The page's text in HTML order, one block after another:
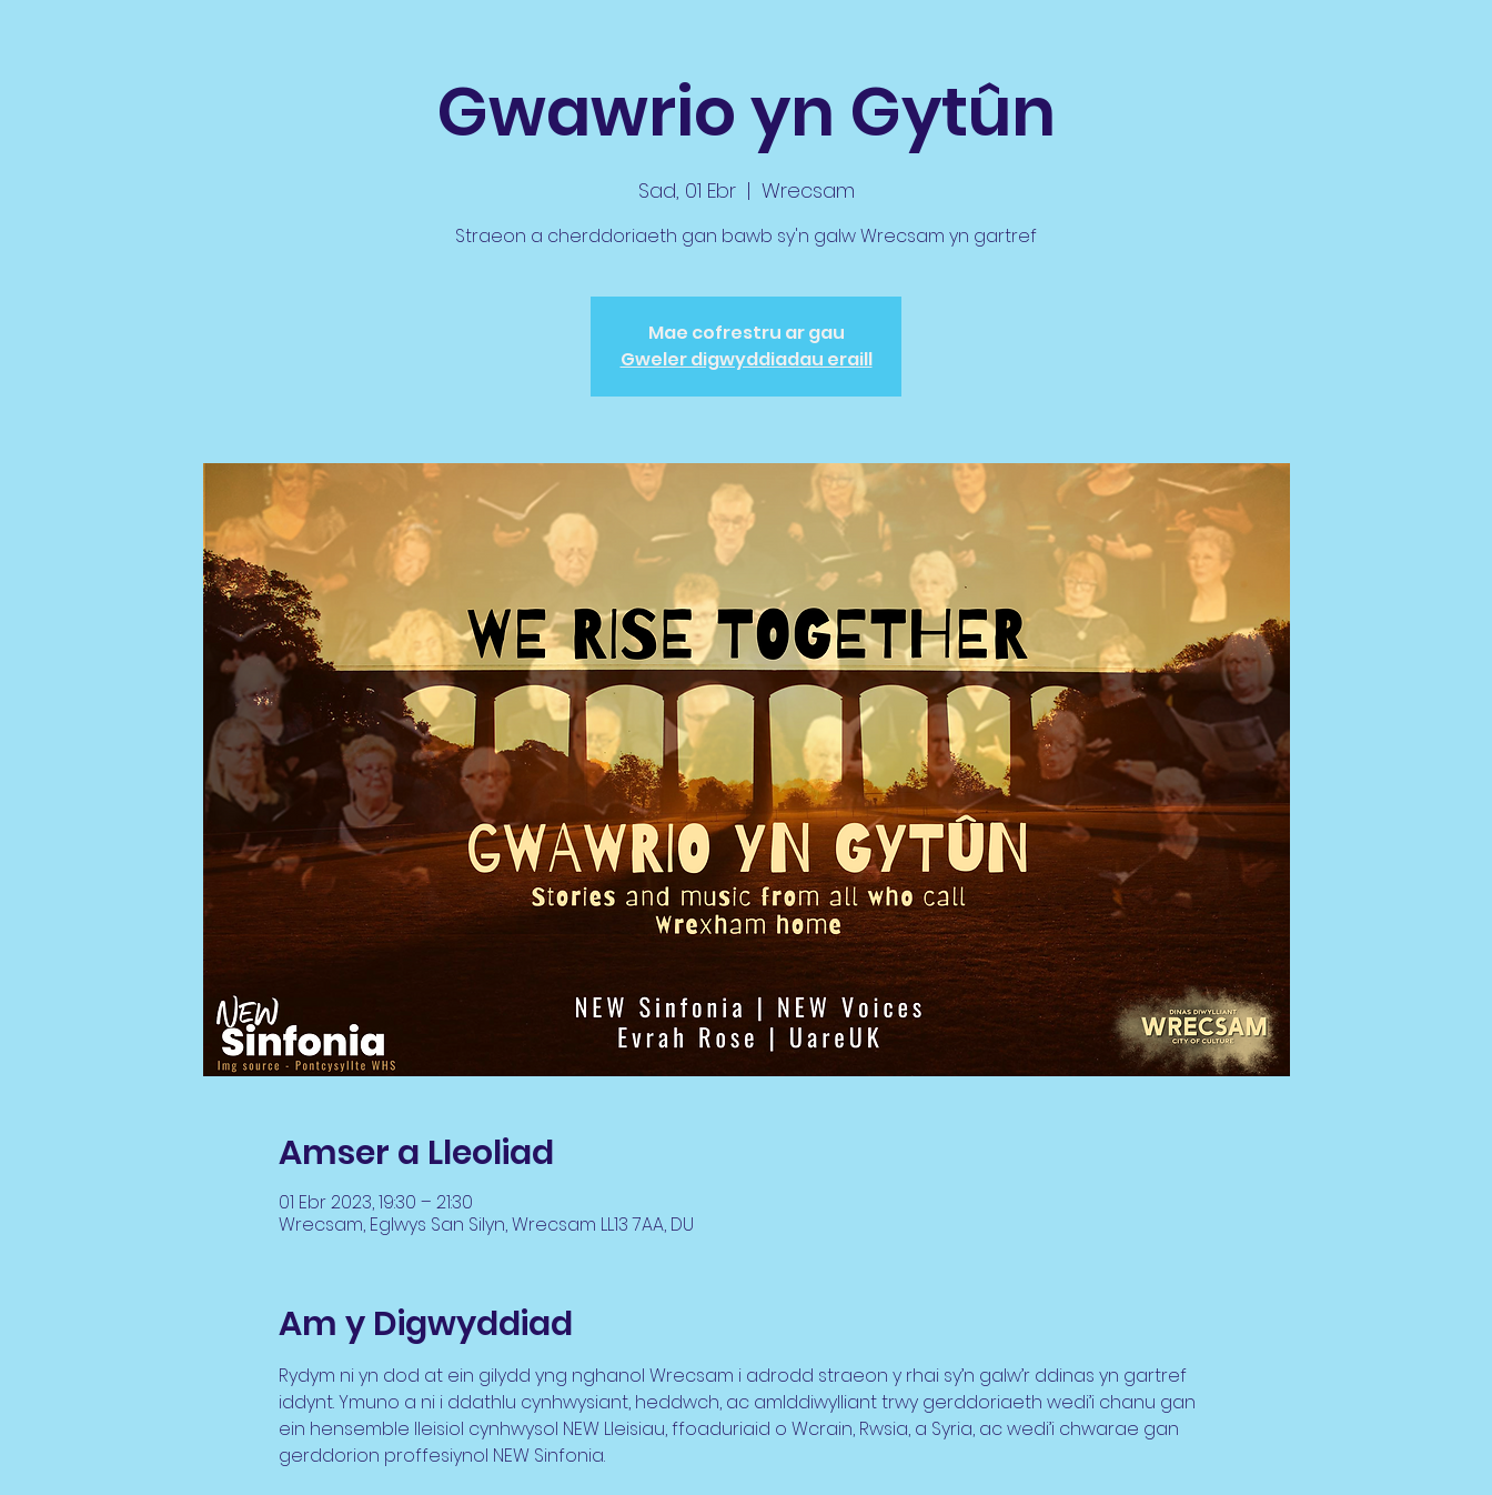
Gwawrio yn Gytûn
Sad, 01 Ebr
  |
Wrecsam
Straeon a cherddoriaeth gan bawb sy'n galw Wrecsam yn gartref
Mae cofrestru ar gau
Gweler digwyddiadau eraill
Amser a Lleoliad
01 Ebr 2023, 19:30 – 21:30
Wrecsam, Eglwys San Silyn, Wrecsam LL13 7AA, DU
Am y Digwyddiad
Rydym ni yn dod at ein gilydd yng nghanol Wrecsam i adrodd straeon y rhai sy’n galw’r ddinas yn gartref
iddynt. Ymuno a ni i ddathlu cynhwysiant, heddwch, ac amlddiwylliant trwy gerddoriaeth wedi’i chanu gan
ein hensemble lleisiol cynhwysol NEW Lleisiau, ffoaduriaid o Wcrain, Rwsia, a Syria, ac wedi’i chwarae gan
gerddorion proffesiynol NEW Sinfonia.